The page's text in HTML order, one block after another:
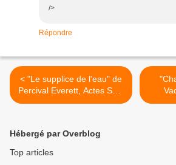
/>
Répondre
< "Le supplice de l'eau" de
Percival Everett, Actes Sud,
2007 (EU), 2009 (F)
Hébergé par Overblog
Top articles